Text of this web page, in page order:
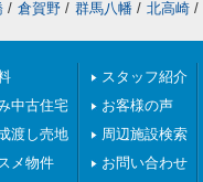
/ 倉賀野 / 群馬八幡 / 北高崎 /
中古住宅
渡し売地
メ物件
スタッフ紹介
お客様の声
周辺施設検索
お問い合わせ